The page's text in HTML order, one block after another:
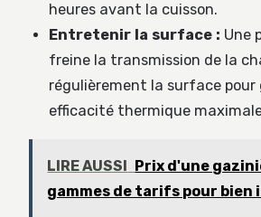
heures avant la cuisson.
Entretenir la surface : Une
freine la transmission de la
régulièrement la surface
efficacité thermique
LIRE AUSSI
Prix d'une
gammes de tarifs pour bien